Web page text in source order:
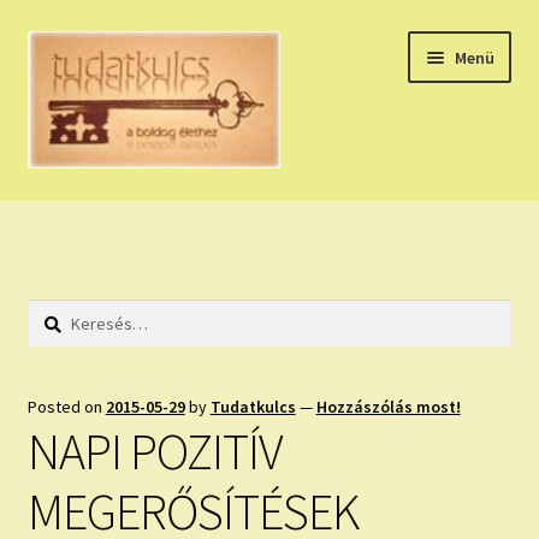
Ugrás
navigációhoz
Kilépés
tartalomba
Menü
HÚZZ EGY KÁRTYÁT!
HOLDNAPTÁR
NAPI ASZTROLÓGIA
KÉRJ EGY MEGERŐSÍTÉST!
Keresés:
Posted on 2015-05-29by Tudatkulcs — Hozzászólás most!
NAPI POZITÍV
MEGERŐSÍTÉSEK